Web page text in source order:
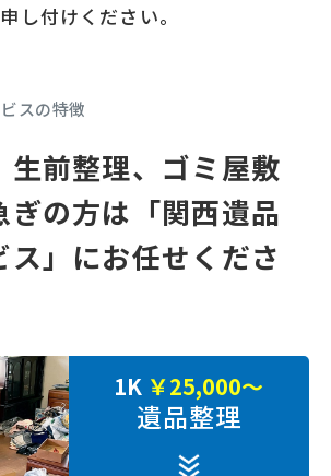
し付けください。
スの特徴
⽣前整理、ゴミ屋敷
ぎの⽅は 「関⻄遺品
ス」にお任せくださ
1K ￥25,000～
遺品整理